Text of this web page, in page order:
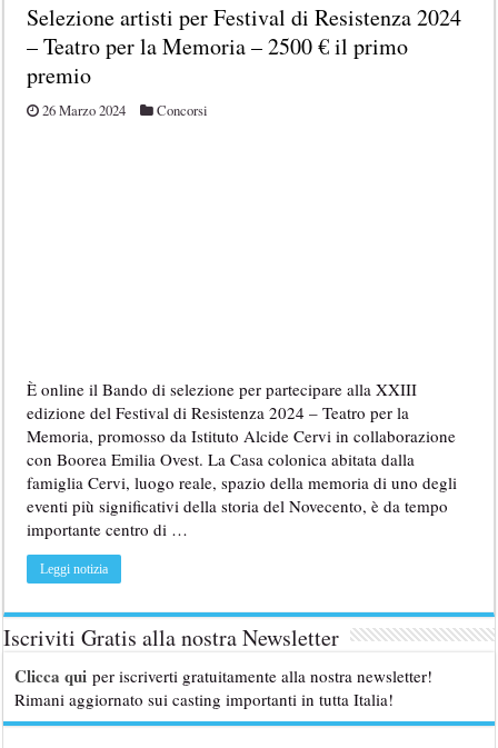
Selezione artisti per Festival di Resistenza 2024
– Teatro per la Memoria – 2500 € il primo
premio
26 Marzo 2024 Concorsi
È online il Bando di selezione per partecipare alla XXIII
edizione del Festival di Resistenza 2024 – Teatro per la
Memoria, promosso da Istituto Alcide Cervi in collaborazione
con Boorea Emilia Ovest. La Casa colonica abitata dalla
famiglia Cervi, luogo reale, spazio della memoria di uno degli
eventi più significativi della storia del Novecento, è da tempo
importante centro di …
Leggi notizia
Iscriviti Gratis alla nostra Newsletter
Clicca qui per iscriverti gratuitamente alla nostra newsletter!
Rimani aggiornato sui casting importanti in tutta Italia!